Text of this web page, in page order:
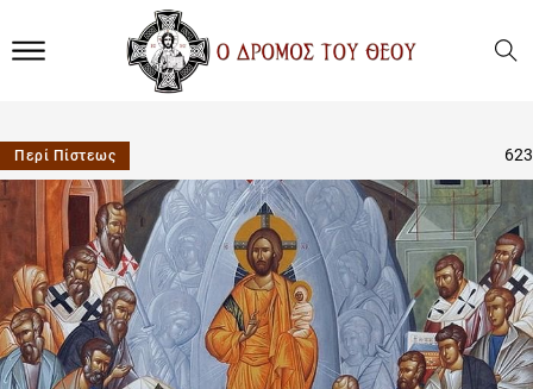
Περί Πίστεως 623